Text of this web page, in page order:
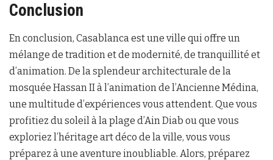
Conclusion
En conclusion, Casablanca est une ville qui offre un
mélange de tradition et de modernité, de tranquillité et
d’animation. De la splendeur architecturale de la
mosquée Hassan II à l’animation de l’Ancienne Médina,
une multitude d’expériences vous attendent. Que vous
profitiez du soleil à la plage d’Ain Diab ou que vous
exploriez l’héritage art déco de la ville, vous vous
préparez à une aventure inoubliable. Alors, préparez